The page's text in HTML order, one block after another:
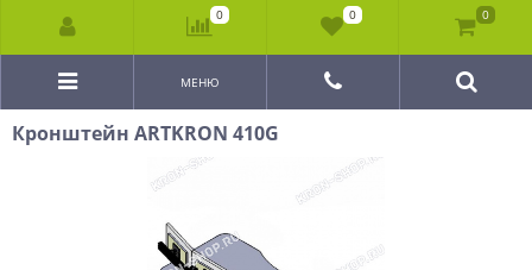
МЕНЮ
Кронштейн ARTKRON 410G
0 0 0